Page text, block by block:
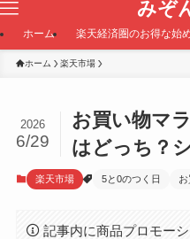
みぞ
ホーム 楽天経済圏のお得な始
ホーム 楽天市場
お買い物マ
はどっち？
2026
6/29
楽天市場 5と0のつく日
記事内に商品プロモーシ